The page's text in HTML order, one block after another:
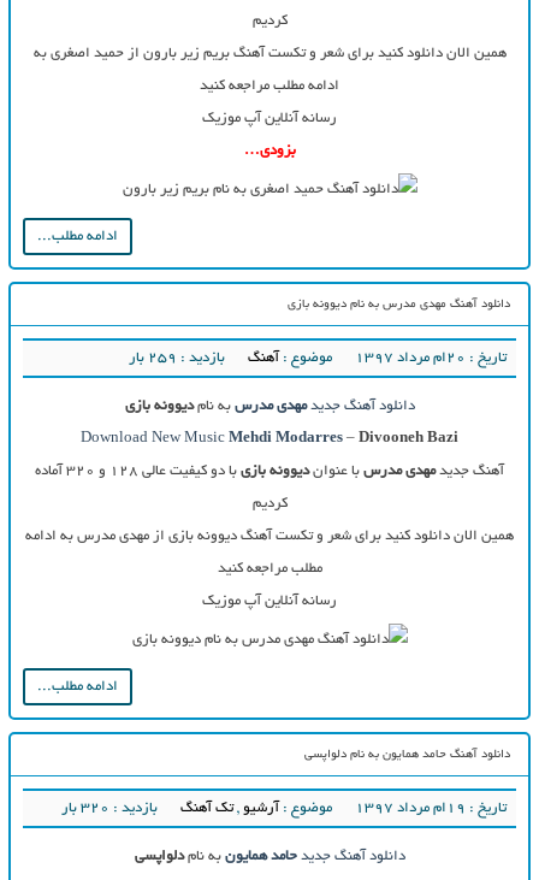
کردیم
همین الان دانلود کنید برای شعر و تکست آهنگ بریم زیر بارون از حمید اصغری به
ادامه مطلب مراجعه کنید
رسانه آنلاین آپ موزیک
بزودی…
ادامه مطلب...
دانلود آهنگ مهدی مدرس به نام دیوونه بازی
تاریخ : ۲۰ام مرداد ۱۳۹۷ موضوع : آهنگ بازدید : 259 بار
دانلود آهنگ جدید مهدی مدرس به نامدیوونه بازی
Download New Music Mehdi Modarres – Divooneh Bazi
آهنگ جدیدمهدی مدرس با عنواندیوونه بازی با دو کیفیت عالی ۱۲۸ و ۳۲۰ آماده
کردیم
همین الان دانلود کنید برای شعر و تکست آهنگ دیوونه بازی از مهدی مدرس به ادامه
مطلب مراجعه کنید
رسانه آنلاین آپ موزیک
ادامه مطلب...
دانلود آهنگ حامد همایون به نام دلواپسی
تاریخ : ۱۹ام مرداد ۱۳۹۷ موضوع : آرشیو ,تک آهنگ بازدید : 320 بار
دانلود آهنگ جدید حامد همایون به نامدلواپسی